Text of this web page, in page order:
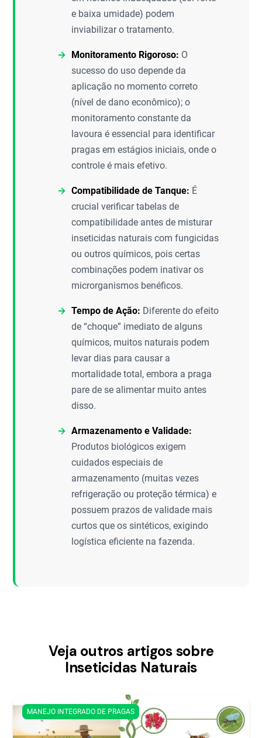
e baixa umidade) podem
inviabilizar o tratamento.
Monitoramento Rigoroso: O
sucesso do uso depende da
aplicação no momento correto
(nível de dano econômico); o
monitoramento constante da
lavoura é essencial para identificar
pragas em estágios iniciais, onde o
controle é mais efetivo.
Compatibilidade de Tanque: É
crucial verificar tabelas de
compatibilidade antes de misturar
inseticidas naturais com fungicidas
ou outros químicos, pois certas
combinações podem inativar os
microrganismos benéficos.
Tempo de Ação: Diferente do efeito
de “choque” imediato de alguns
químicos, muitos naturais podem
levar dias para causar a
mortalidade total, embora a praga
pare de se alimentar muito antes
disso.
Armazenamento e Validade:
Produtos biológicos exigem
cuidados especiais de
armazenamento (muitas vezes
refrigeração ou proteção térmica) e
possuem prazos de validade mais
curtos que os sintéticos, exigindo
logística eficiente na fazenda.
Veja outros artigos sobre
Inseticidas Naturais
MANEJO INTEGRADO DE PRAGAS